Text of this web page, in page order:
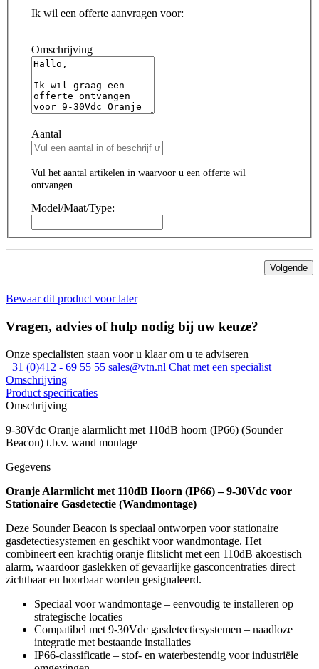
Ik wil een offerte aanvragen voor:
Omschrijving
Aantal
Vul het aantal artikelen in waarvoor u een offerte wil
ontvangen
Model/Maat/Type:
Volgende
Bewaar dit product voor later
Vragen, advies of hulp nodig bij uw keuze?
Onze specialisten staan voor u klaar om u te adviseren
+31 (0)412 - 69 55 55 sales@vtn.nl Chat met een specialist
Omschrijving
Product specificaties
Omschrijving
9-30Vdc Oranje alarmlicht met 110dB hoorn (IP66) (Sounder
Beacon) t.b.v. wand montage
Gegevens
Oranje Alarmlicht met 110dB Hoorn (IP66) – 9-30Vdc voor
Stationaire Gasdetectie (Wandmontage)
Deze Sounder Beacon is speciaal ontworpen voor stationaire
gasdetectiesystemen en geschikt voor wandmontage. Het
combineert een krachtig oranje flitslicht met een 110dB akoestisch
alarm, waardoor gaslekken of gevaarlijke gasconcentraties direct
zichtbaar en hoorbaar worden gesignaleerd.
Speciaal voor wandmontage – eenvoudig te installeren op
strategische locaties
Compatibel met 9-30Vdc gasdetectiesystemen – naadloze
integratie met bestaande installaties
IP66-classificatie – stof- en waterbestendig voor industriële